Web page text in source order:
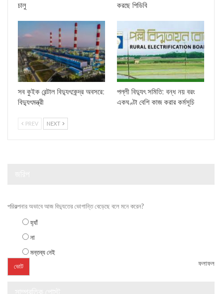
চালু
করছে পিডিবি
সব কুইক রেন্টাল বিদ্যুৎকেন্দ্র অবসরে:
বিদ্যুৎমন্ত্রী
পল্লী বিদ্যুৎ সমিতি: বন্ধ নয় বরং
একঘণ্টা বেশি কাজ করার কর্মসূচি
PREV NEXT
পরিকল্পনার অভাবে আজ বিদ্যুতের ভোগান্তি বেড়েছে বলে মনে করেন?
হ্যাঁ
না
মন্তব্য নেই
ফলাফল